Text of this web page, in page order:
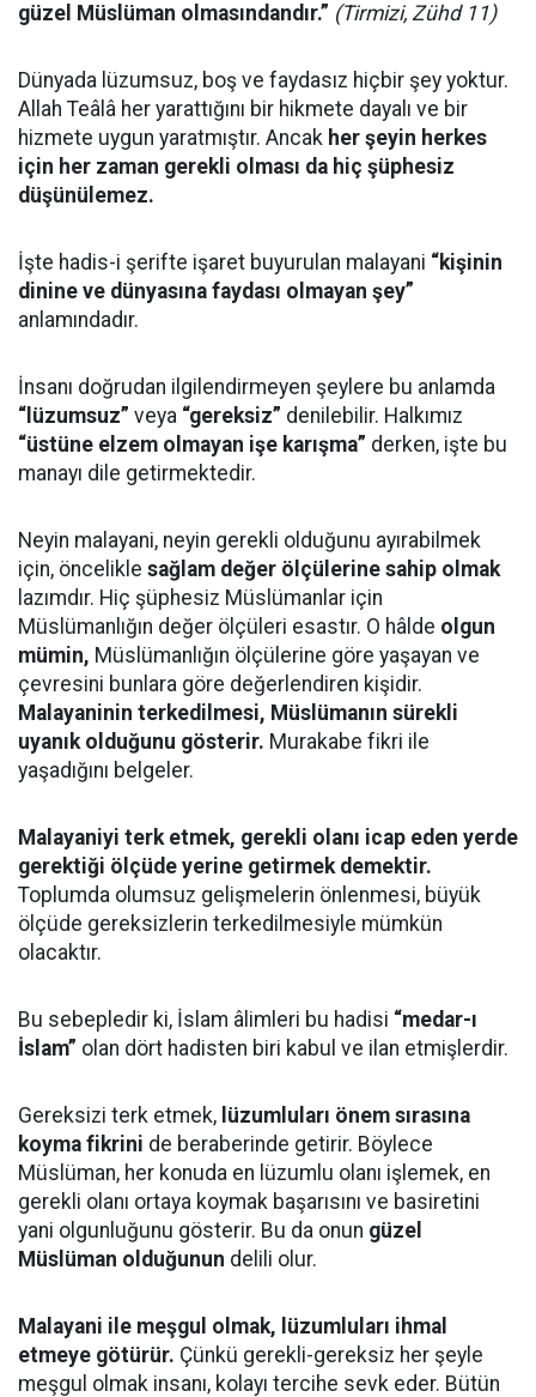
güzel Müslüman olmasındandır.” (Tirmizi, Zühd 11)
Dünyada lüzumsuz, boş ve faydasız hiçbir şey yoktur.
Allah Teâlâ her yarattığını bir hikmete dayalı ve bir
hizmete uygun yaratmıştır. Ancak her şeyin herkes
için her zaman gerekli olması da hiç şüphesiz
düşünülemez.
İşte hadis-i şerifte işaret buyurulan malayani “kişinin
dinine ve dünyasına faydası olmayan şey”
anlamındadır.
İnsanı doğrudan ilgilendirmeyen şeylere bu anlamda
“lüzumsuz” veya “gereksiz” denilebilir. Halkımız
“üstüne elzem olmayan işe karışma” derken, işte bu
manayı dile getirmektedir.
Neyin malayani, neyin gerekli olduğunu ayırabilmek
için, öncelikle sağlam değer ölçülerine sahip olmak
lazımdır. Hiç şüphesiz Müslümanlar için
Müslümanlığın değer ölçüleri esastır. O hâlde olgun
mümin, Müslümanlığın ölçülerine göre yaşayan ve
çevresini bunlara göre değerlendiren kişidir.
Malayaninin terkedilmesi, Müslümanın sürekli
uyanık olduğunu gösterir. Murakabe fikri ile
yaşadığını belgeler.
Malayaniyi terk etmek, gerekli olanı icap eden yerde
gerektiği ölçüde yerine getirmek demektir.
Toplumda olumsuz gelişmelerin önlenmesi, büyük
ölçüde gereksizlerin terkedilmesiyle mümkün
olacaktır.
Bu sebepledir ki, İslam âlimleri bu hadisi “medar-ı
İslam” olan dört hadisten biri kabul ve ilan etmişlerdir.
Gereksizi terk etmek, lüzumluları önem sırasına
koyma fikrini de beraberinde getirir. Böylece
Müslüman, her konuda en lüzumlu olanı işlemek, en
gerekli olanı ortaya koymak başarısını ve basiretini
yani olgunluğunu gösterir. Bu da onun güzel
Müslüman olduğunun delili olur.
Malayani ile meşgul olmak, lüzumluları ihmal
etmeye götürür. Çünkü gerekli-gereksiz her şeyle
meşgul olmak insanı, kolayı tercihe sevk eder. Bütün